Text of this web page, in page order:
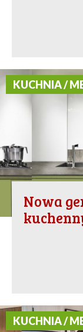
KUCHNIA /
Nowa
KUCHNIA /